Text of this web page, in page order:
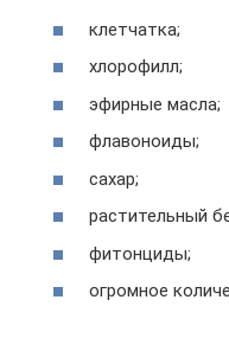
клетчатка;
хлорофилл;
эфирные масла;
флавоноиды;
сахар;
растительный
фитонциды;
огромное